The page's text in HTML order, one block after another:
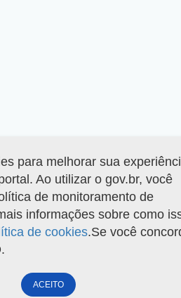
para melhorar sua
Ao utilizar o gov.br, você
de monitoramento de
informações sobre como
de cookies.Se você
ACEITO